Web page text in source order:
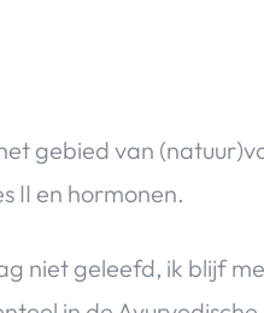
gebied van
II en hormonen.
niet geleefd, ik blijf